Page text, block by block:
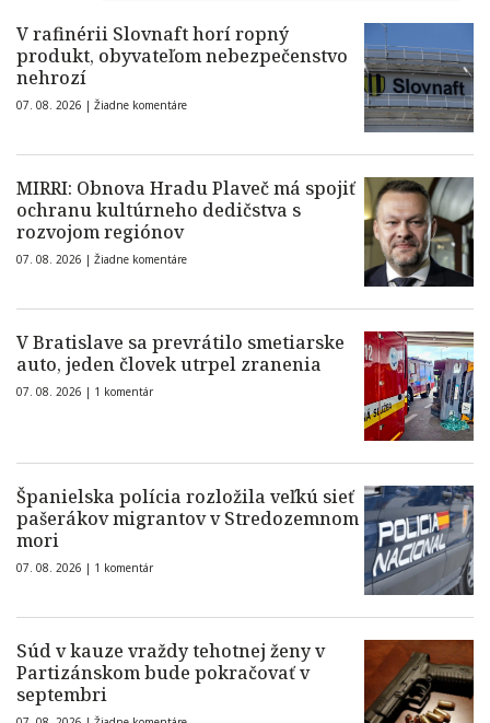
V rafinérii Slovnaft horí ropný
produkt, obyvateľom nebezpečenstvo
nehrozí
07. 08. 2026 | Žiadne komentáre
MIRRI: Obnova Hradu Plaveč má spojiť
ochranu kultúrneho dedičstva s
rozvojom regiónov
07. 08. 2026 | Žiadne komentáre
V Bratislave sa prevrátilo smetiarske
auto, jeden človek utrpel zranenia
07. 08. 2026 | 1 komentár
Španielska polícia rozložila veľkú sieť
pašerákov migrantov v Stredozemnom
mori
07. 08. 2026 | 1 komentár
Súd v kauze vraždy tehotnej ženy v
Partizánskom bude pokračovať v
septembri